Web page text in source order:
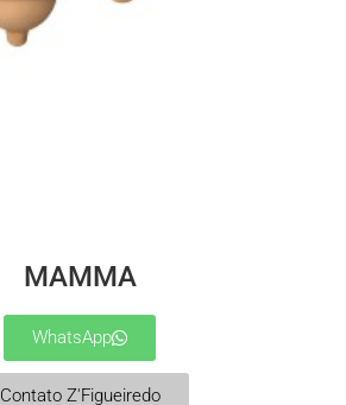
MAMMA
WhatsApp
Contato Z'Figueiredo